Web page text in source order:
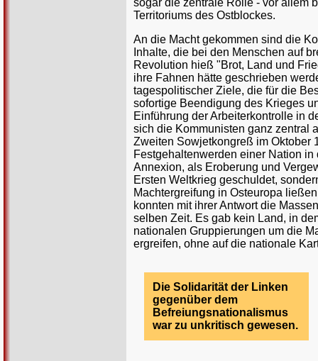
sogar die zentrale Rolle - vor allem
Territoriums des Ostblockes.
An die Macht gekommen sind die
Inhalte, die bei den Menschen auf
Revolution hieß "Brot, Land und
ihre Fahnen hätte geschrieben
tagespolitischer Ziele, die für die
sofortige Beendigung des Krieges
Einführung der Arbeiterkontrolle in
sich die Kommunisten ganz zentral
Zweiten Sowjetkongreß im Oktober
Festgehaltenwerden einer Nation
Annexion, als Eroberung und
Ersten Weltkrieg geschuldet,
Machtergreifung in Osteuropa
konnten mit ihrer Antwort die
selben Zeit. Es gab kein Land, in
nationalen Gruppierungen um die
ergreifen, ohne auf die nationale
Die Solidarität der Linken
gegenüber dem
Befreiungsnationalismus
war zu unkritisch gewesen.